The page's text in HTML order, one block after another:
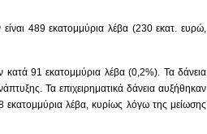
489 εκατομμύρια λέβα (230 εκατ. ευρώ,
κατά 91 εκατομμύρια λέβα (0,2%). Τα δάνεια
Τα επιχειρηματικά δάνεια αυξήθηκαν
εκατομμύρια λέβα, κυρίως λόγω της μείωσης